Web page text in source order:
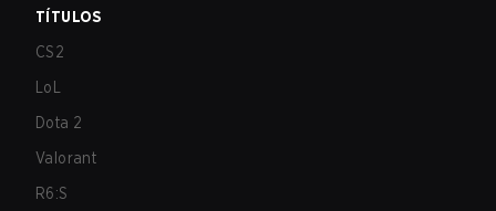
TÍTULOS
CS2
LoL
Dota 2
Valorant
R6:S